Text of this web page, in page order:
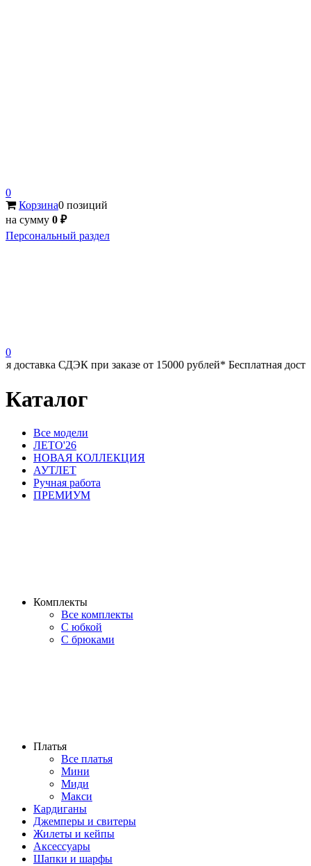
0
Корзина0 позиций
на сумму 0 ₽
Персональный раздел
0
СДЭК при заказе от 15000 рублей* Бесплатная
Каталог
Все модели
ЛЕТО'26
НОВАЯ КОЛЛЕКЦИЯ
АУТЛЕТ
Ручная работа
ПРЕМИУМ
Комплекты
Все комплекты
С юбкой
С брюками
Платья
Все платья
Мини
Миди
Макси
Кардиганы
Джемперы и свитеры
Жилеты и кейпы
Аксессуары
Шапки и шарфы